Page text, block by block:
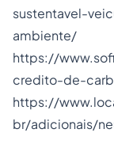
sustentavel-
ambiente/
https://
credito-de-
https://
br/adicionais/